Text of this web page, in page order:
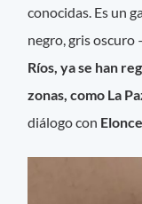
conocidas. Es un
negro, gris
Ríos, ya se han
zonas, como La
diálogo con